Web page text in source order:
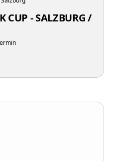
CUP - SALZBURG /